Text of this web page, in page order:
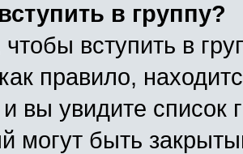
в группу?
чтобы вступить в
правило,
вы увидите список
могут быть